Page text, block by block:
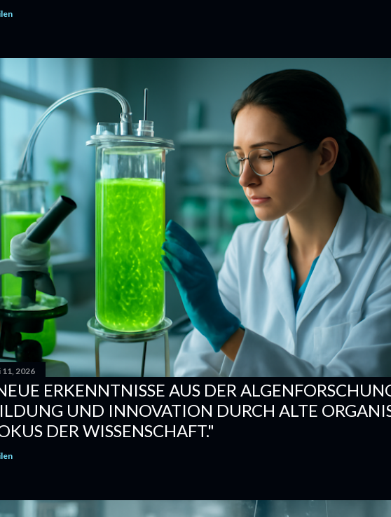
11, 2026
ERKENNTNISSE AUS DER
UND INNOVATION DURCH ALTE
DER WISSENSCHAFT."